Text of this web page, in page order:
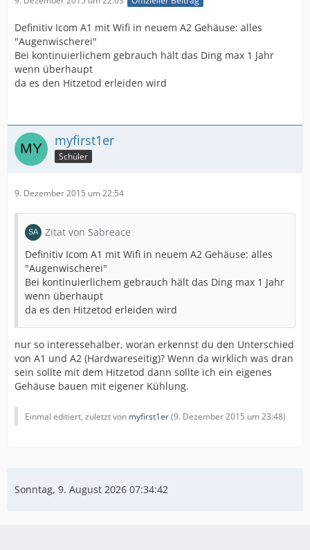
Definitiv Icom A1 mit Wifi in neuem A2 Gehäuse: alles
"Augenwischerei"
Bei kontinuierlichem gebrauch hält das Ding max 1 Jahr
wenn überhaupt
da es den Hitzetod erleiden wird
myfirst1er
Schüler
9. Dezember 2015 um 22:54
Zitat von Sabreace
Definitiv Icom A1 mit Wifi in neuem A2 Gehäuse: alles
"Augenwischerei"
Bei kontinuierlichem gebrauch hält das Ding max 1 Jahr
wenn überhaupt
da es den Hitzetod erleiden wird
nur so interessehalber, woran erkennst du den Unterschied
von A1 und A2 (Hardwareseitig)? Wenn da wirklich was dran
sein sollte mit dem Hitzetod dann sollte ich ein eigenes
Gehäuse bauen mit eigener Kühlung.
Einmal editiert, zuletzt von myfirst1er(9. Dezember 2015 um 23:48)
Sonntag, 9. August 2026 07:34:43